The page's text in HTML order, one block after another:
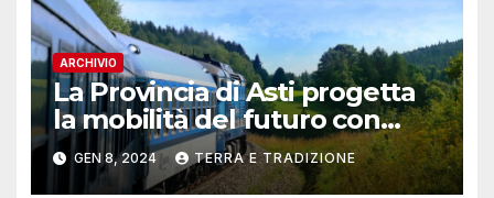
ARCHIVIO
La Provincia di Asti progetta
la mobilità del futuro con
“Hydrogen Valley”: on line il
questionario
GEN 8, 2024 TERRA E TRADIZIONE